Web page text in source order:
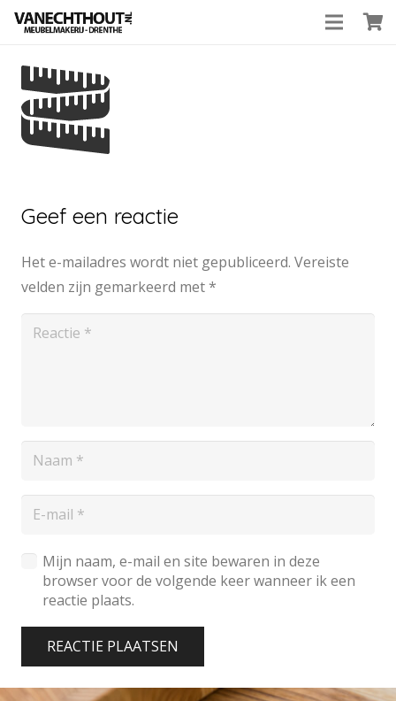
Geef een reactie
Het e-mailadres wordt niet gepubliceerd. Vereiste
velden zijn gemarkeerd met*
Mijn naam, e-mail en site bewaren in deze
browser voor de volgende keer wanneer ik een
reactie plaats.
REACTIE PLAATSEN